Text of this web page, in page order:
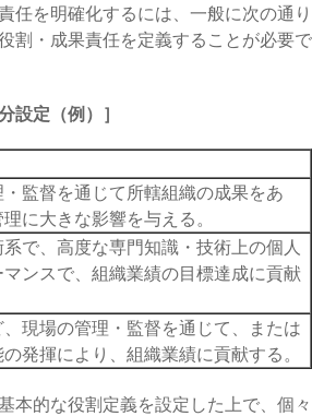
任を明確化するには、一般に次の通り
割・成果責任を定義することが必要で
設定（例）］
監督を通じて所轄組織の成果をあ
に大きな影響を与える。
で、高度な専門知識・技術上の個人
ンスで、組織業績の目標達成に貢献
現場の管理・監督を通じて、または
発揮により、組織業績に貢献する。
本的な役割定義を設定した上で、個々